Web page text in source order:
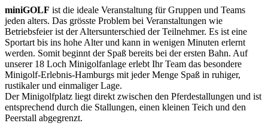
miniGOLF ist die ideale Veranstaltung für Gruppen und Teams
jeden alters. Das grösste Problem bei Veranstaltungen wie
Betriebsfeier ist der Altersunterschied der Teilnehmer. Es ist eine
Sportart bis ins hohe Alter und kann in wenigen Minuten erlernt
werden. Somit beginnt der Spaß bereits bei der ersten Bahn. Auf
unserer 18 Loch Minigolfanlage erlebt Ihr Team das besondere
Minigolf-Erlebnis-Hamburgs mit jeder Menge Spaß in ruhiger,
rustikaler und einmaliger Lage.
Der Minigolfplatz liegt direkt zwischen den Pferdestallungen und ist
entsprechend durch die Stallungen, einen kleinen Teich und den
Peerstall abgegrenzt.